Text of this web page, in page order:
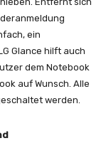
ein
Glance hilft auch
dem Notebook
auf Wunsch. Alle
werden.